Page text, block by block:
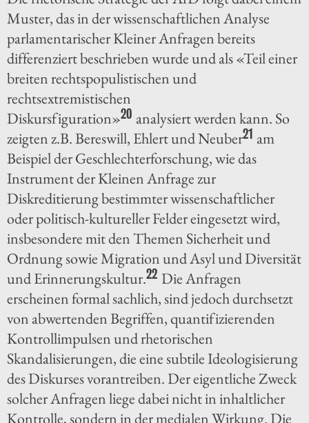
Muster, das in der wissenschaftlichen Analyse
parlamentarischer Kleiner Anfragen bereits
differenziert beschrieben wurde und als «Teil einer
breiten rechtspopulistischen und
rechtsextremistischen
Diskursfiguration»20 analysiert werden kann. So
zeigten z.B. Bereswill, Ehlert und Neuber21 am
Beispiel der Geschlechterforschung, wie das
Instrument der Kleinen Anfrage zur
Diskreditierung bestimmter wissenschaftlicher
oder politisch-kultureller Felder eingesetzt wird,
insbesondere mit den Themen Sicherheit und
Ordnung sowie Migration und Asyl und Diversität
und Erinnerungskultur.22 Die Anfragen
erscheinen formal sachlich, sind jedoch durchsetzt
von abwertenden Begriffen, quantifizierenden
Kontrollimpulsen und rhetorischen
Skandalisierungen, die eine subtile Ideologisierung
des Diskurses vorantreiben. Der eigentliche Zweck
solcher Anfragen liege dabei nicht in inhaltlicher
Kontrolle, sondern in der medialen Wirkung. Die